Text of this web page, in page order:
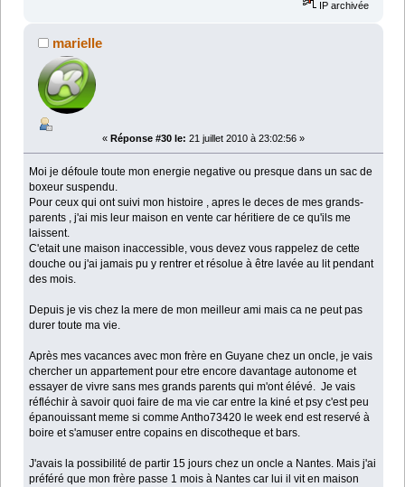
IP archivée
marielle
« Réponse #30 le: 21 juillet 2010 à 23:02:56 »
Moi je défoule toute mon energie negative ou presque dans un sac de
boxeur suspendu.
Pour ceux qui ont suivi mon histoire , apres le deces de mes grands-
parents , j'ai mis leur maison en vente car héritiere de ce qu'ils me
laissent.
C'etait une maison inaccessible, vous devez vous rappelez de cette
douche ou j'ai jamais pu y rentrer et résolue à être lavée au lit pendant
des mois.
Depuis je vis chez la mere de mon meilleur ami mais ca ne peut pas
durer toute ma vie.
Après mes vacances avec mon frère en Guyane chez un oncle, je vais
chercher un appartement pour etre encore davantage autonome et
essayer de vivre sans mes grands parents qui m'ont élévé. Je vais
réfléchir à savoir quoi faire de ma vie car entre la kiné et psy c'est peu
épanouissant meme si comme Antho73420 le week end est reservé à
boire et s'amuser entre copains en discotheque et bars.
J'avais la possibilité de partir 15 jours chez un oncle a Nantes. Mais j'ai
préféré que mon frère passe 1 mois à Nantes car lui il vit en maison